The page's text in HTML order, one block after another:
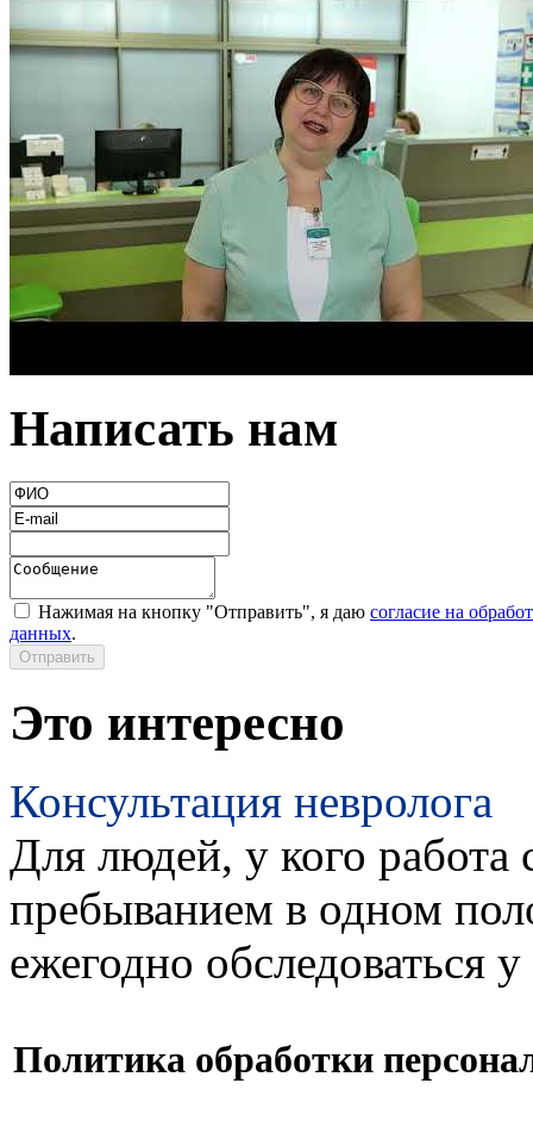
Написать нам
Нажимая на кнопку "Отправить", я даю согласие на
данных.
Это интересно
Консультация невролога
Для людей, у кого работа
пребыванием в одном
ежегодно обследоваться
Политика обработки